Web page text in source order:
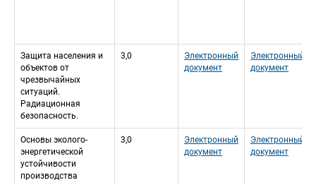
Защита населения и
объектов от
чрезвычайных
ситуаций.
Радиационная
безопасность.
3,0
Электронный
документ
Электронный
документ
Основы эколого-
энергетической
устойчивости
производства
3,0
Электронный
документ
Электронный
документ